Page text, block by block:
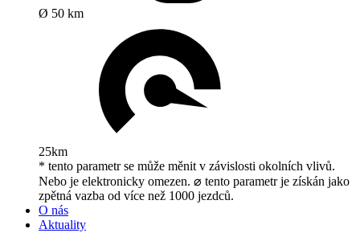
Ø 50 km
25km
* tento parametr se může měnit v závislosti okolních vlivů.
Nebo je elektronicky omezen. ⌀ tento parametr je získán jako
zpětná vazba od více než 1000 jezdců.
O nás
Aktuality